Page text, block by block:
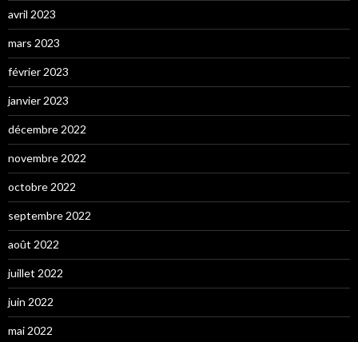
avril 2023
mars 2023
février 2023
janvier 2023
décembre 2022
novembre 2022
octobre 2022
septembre 2022
août 2022
juillet 2022
juin 2022
mai 2022